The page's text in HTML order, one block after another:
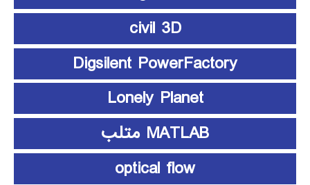
civil 3D
Digsilent PowerFactory
Lonely Planet
MATLAB متلب
optical flow